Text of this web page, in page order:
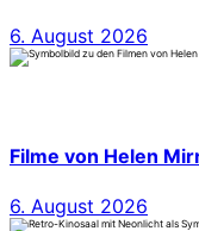
6. August 2026
Filme von Helen
6. August 2026